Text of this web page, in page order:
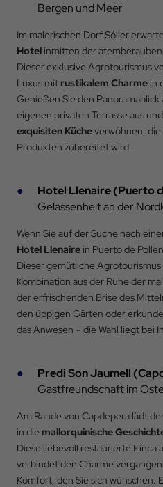
Zurück zu
Anreise
Abreise
Bergen und Meer
Im malerischen Dorf Sóller
Hotel inmitten der
Dieser exklusive Agrotourismus
Luxus mitrustikalem Charme in
Genießen Sie den
eigenen privaten Terrasse aus
exquisiten Kücheverwöhnen, die
Produkten zubereitet wird.
Hotel Llenaire (Puerto
Gelassenheit an der
Wenn Sie auf der Suche nach
Hotel Llenaire in Puerto de
Dieser gemütliche
Kombination aus der Ruhe der
der erfrischenden Brise des
den üppigen Gärten oder
das Anwesen – die Wahl liegt bei
Predi Son Jaumell
Gastfreundschaft im
Am Rande von Capdepera lädt
in diemallorquinische
Diese liebevoll restaurierte Finca
verbindet den Charme
Komfort, den Sie sich wünschen.